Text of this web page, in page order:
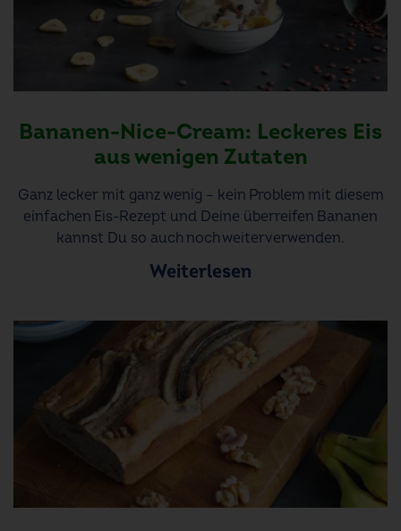
Bananen-Nice-Cream: Leckeres Eis
aus wenigen Zutaten
Ganz lecker mit ganz wenig – kein Problem mit diesem
einfachen Eis-Rezept und Deine überreifen Bananen
kannst Du so auch noch weiterverwenden.
Weiterlesen